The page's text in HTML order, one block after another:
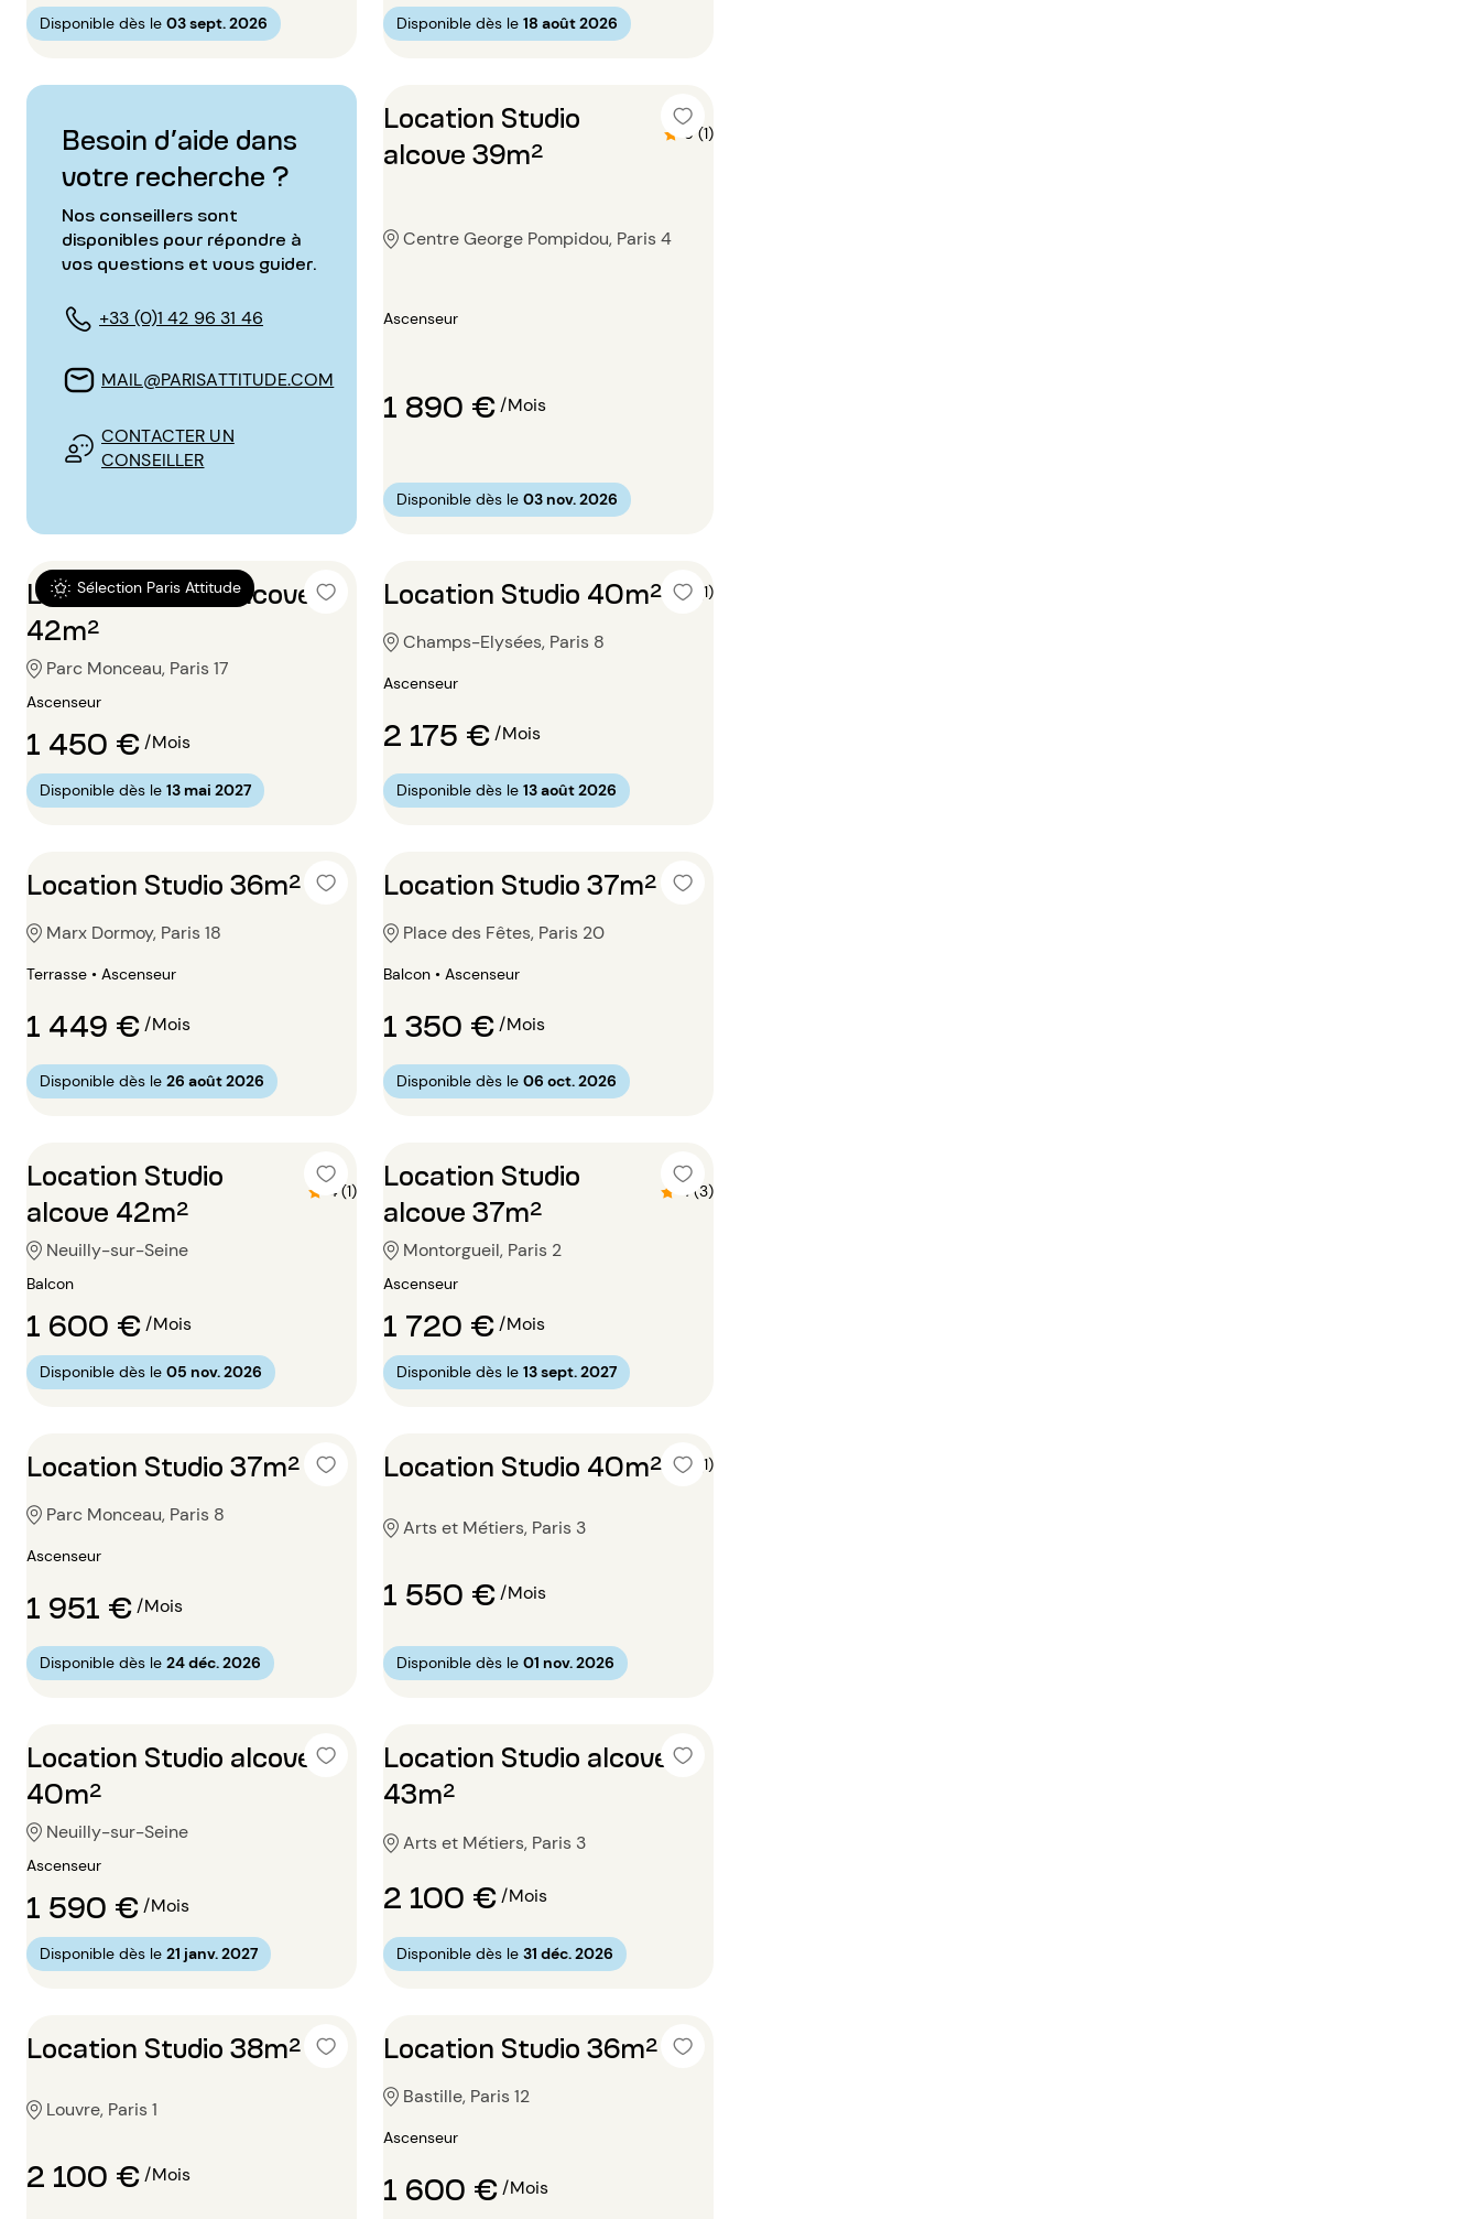
Besoin d’aide dans
votre recherche ?
Nos conseillers sont
disponibles pour répondre à
vos questions et vous guider.
+33 (0)1 42 96 31 46
MAIL@PARISATTITUDE.COM
CONTACTER UN
CONSEILLER
Disponible dès le 03 sept. 2026 Disponible dès le 18 août 2026
Location Studio
alcove 39m²
5 (1)
Centre George Pompidou, Paris 4
Ascenseur
1 890 €/Mois
Disponible dès le 03 nov. 2026
Sélection Paris Attitude
Location Studio alcove
42m²
Parc Monceau, Paris 17
Ascenseur
1 450 €/Mois
Disponible dès le 13 mai 2027
Location Studio 40m² 5 (1)
Champs-Elysées, Paris 8
Ascenseur
2 175 €/Mois
Disponible dès le 13 août 2026
Location Studio 36m²
Marx Dormoy, Paris 18
Terrasse • Ascenseur
1 449 €/Mois
Disponible dès le 26 août 2026
Location Studio 37m²
Place des Fêtes, Paris 20
Balcon • Ascenseur
1 350 €/Mois
Disponible dès le 06 oct. 2026
Location Studio
alcove 42m²
4 (1)
Neuilly-sur-Seine
Balcon
1 600 €/Mois
Disponible dès le 05 nov. 2026
Location Studio
alcove 37m²
4 (3)
Montorgueil, Paris 2
Ascenseur
1 720 €/Mois
Disponible dès le 13 sept. 2027
Location Studio 37m²
Parc Monceau, Paris 8
Ascenseur
1 951 €/Mois
Disponible dès le 24 déc. 2026
Location Studio 40m² 5 (1)
Arts et Métiers, Paris 3
1 550 €/Mois
Disponible dès le 01 nov. 2026
Location Studio alcove
40m²
Neuilly-sur-Seine
Ascenseur
1 590 €/Mois
Disponible dès le 21 janv. 2027
Location Studio alcove
43m²
Arts et Métiers, Paris 3
2 100 €/Mois
Disponible dès le 31 déc. 2026
Location Studio 38m²
Louvre, Paris 1
2 100 €/Mois
Location Studio 36m²
Bastille, Paris 12
Ascenseur
1 600 €/Mois